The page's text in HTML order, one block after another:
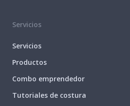
Servicios
Servicios
Productos
Combo emprendedor
Tutoriales de costura